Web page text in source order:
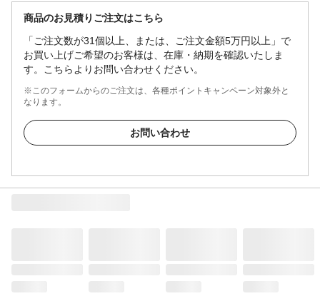
商品のお見積りご注文はこちら
「ご注文数が31個以上、または、ご注文金額5万円以上」で
お買い上げご希望のお客様は、在庫・納期を確認いたしま
す。こちらよりお問い合わせください。
※このフォームからのご注文は、各種ポイントキャンペーン対象外と
なります。
お問い合わせ